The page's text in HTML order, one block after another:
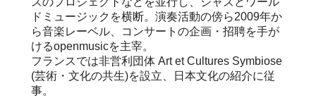
ドミュージックを横断。演奏活動の傍ら2009年か
ら音楽レーベル、コンサートの企画・招聘を手が
けるopenmusicを主宰。
フランスでは非営利団体 Art et Cultures Symbiose
(芸術・文化の共生)を設立、日本文化の紹介に従
事。